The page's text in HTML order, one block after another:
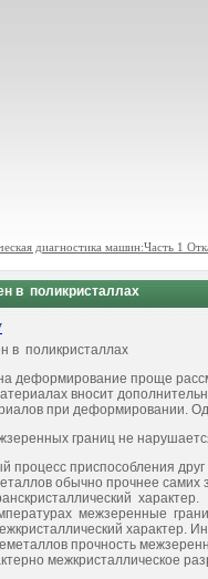
диагностика машин:Часть 1
в поликристаллах
в поликристаллах
деформирование проще
вносит
при деформировании.
границ не
процесс приспособления
обычно прочнее
межзеренные
характер.
прочность
межкристаллическое